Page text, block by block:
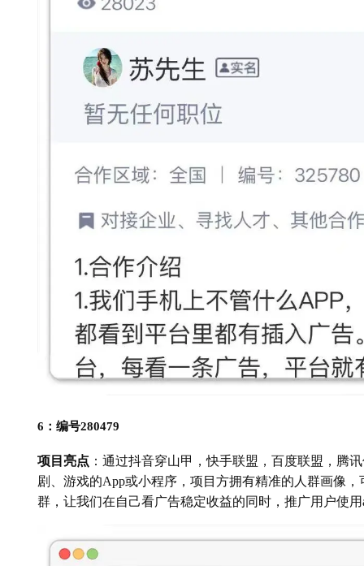
6：编号280479
项目亮点 ：通过抖音穿山甲，快手联盟，百度联盟，腾
剧、游戏的App或小程序，项目方拥有精准的人群画像
群，让我们在自己看广告稳定收益的同时，推广用户使